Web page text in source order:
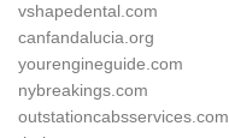
vshapedental.com
canfandalucia.org
yourengineguide.com
nybreakings.com
outstationcabsservices.com